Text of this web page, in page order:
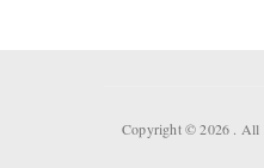
Copyright © 2026 . All